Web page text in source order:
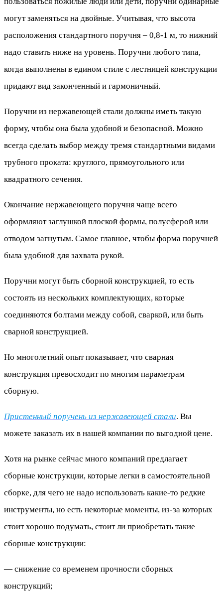
могут заменяться на двойные. Учитывая, что высота
расположения стандартного поручня – 0,8-1 м, то нижний
надо ставить ниже на уровень. Поручни любого типа,
когда выполнены в едином стиле с лестницей конструкции
придают вид законченный и гармоничный.
Поручни из нержавеющей стали должны иметь такую
форму, чтобы она была удобной и безопасной. Можно
всегда сделать выбор между тремя стандартными видами
трубного проката: круглого, прямоугольного или
квадратного сечения.
Окончание нержавеющего поручня чаще всего
оформляют заглушкой плоской формы, полусферой или
отводом загнутым. Самое главное, чтобы форма поручней
была удобной для захвата рукой.
Поручни могут быть сборной конструкцией, то есть
состоять из нескольких комплектующих, которые
соединяются болтами между собой, сваркой, или быть
сварной конструкцией.
Но многолетний опыт показывает, что сварная
конструкция превосходит по многим параметрам
сборную.
Пристенный поручень из нержавеющей стали. Вы
можете заказать их в нашей компании по выгодной цене.
Хотя на рынке сейчас много компаний предлагает
сборные конструкции, которые легки в самостоятельной
сборке, для чего не надо использовать какие-то редкие
инструменты, но есть некоторые моменты, из-за которых
стоит хорошо подумать, стоит ли приобретать такие
сборные конструкции:
— снижение со временем прочности сборных
конструкций;